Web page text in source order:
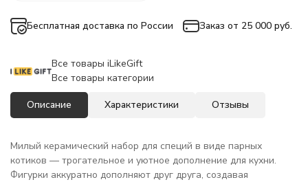
Бесплатная доставка по России Заказ от 25 000 руб.
Все товары iLikeGift
Все товары категории
Описание Характеристики Отзывы
Милый керамический набор для специй в виде парных
котиков — трогательное и уютное дополнение для кухни.
Фигурки аккуратно дополняют друг друга, создавая